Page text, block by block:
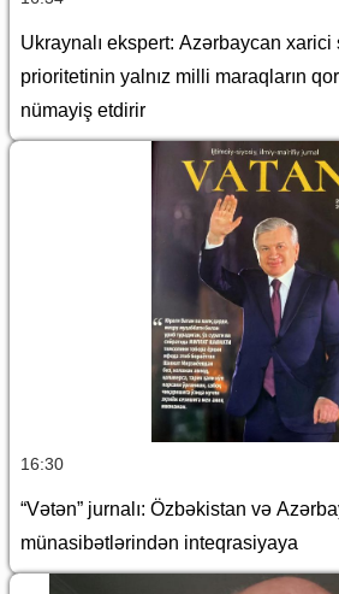
Ukraynalı ekspert: Azərbaycan
prioritetinin yalnız milli maraqların
nümayiş etdirir
16:30
“Vətən” jurnalı: Özbəkistan və
münasibətlərindən inteqrasiyaya